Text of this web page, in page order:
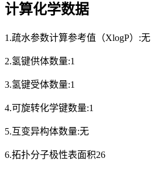
计算化学数据
1.疏水参数计算参考值（XlogP）:无
2.氢键供体数量:1
3.氢键受体数量:1
4.可旋转化学键数量:1
5.互变异构体数量:无
6.拓扑分子极性表面积26